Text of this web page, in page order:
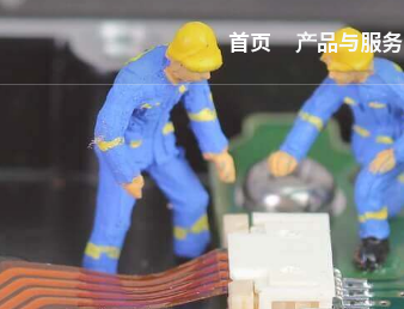
首页 产品与服务